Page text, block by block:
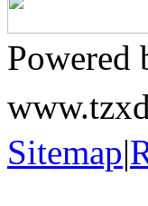
Sitemap|